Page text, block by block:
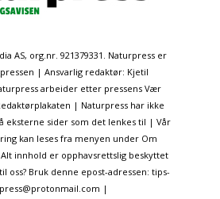
AS, org.nr. 921379331. Naturpress er
| Ansvarlig redaktør: Kjetil
arbeider etter pressens Vær
| Naturpress har ikke
eksterne sider som det lenkes til | Vår
kan leses fra menyen under Om
innhold er opphavsrettslig beskyttet
oss? Bruk denne epost-adressen: tips-
|